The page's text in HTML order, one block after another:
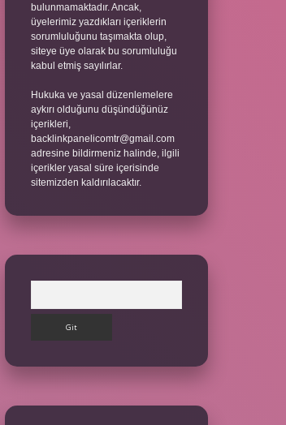
bulunmamaktadır. Ancak,
üyelerimiz yazdıkları içeriklerin
sorumluluğunu taşımakta olup,
siteye üye olarak bu sorumluluğu
kabul etmiş sayılırlar.
Hukuka ve yasal düzenlemelere
aykırı olduğunu düşündüğünüz
içerikleri,
backlinkpanelicomtr@gmail.com
adresine bildirmeniz halinde, ilgili
içerikler yasal süre içerisinde
sitemizden kaldırılacaktır.